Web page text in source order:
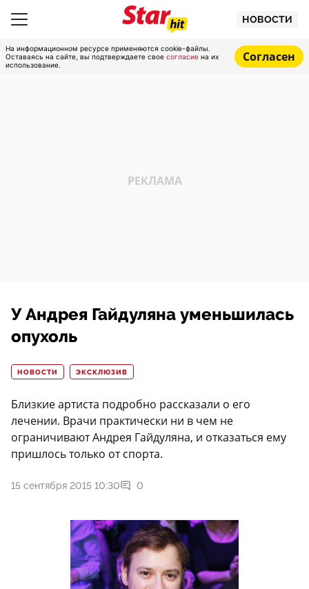
НОВОСТИ
На информационном ресурсе применяются cookie-файлы.
Оставаясь на сайте, вы подтверждаете свое согласие на их
использование.
Согласен
У Андрея Гайдуляна уменьшилась
опухоль
НОВОСТИ ЭКСКЛЮЗИВ
Близкие артиста подробно рассказали о его
лечении. Врачи практически ни в чем не
ограничивают Андрея Гайдуляна, и отказаться ему
пришлось только от спорта.
15 сентября 2015 10:30 0